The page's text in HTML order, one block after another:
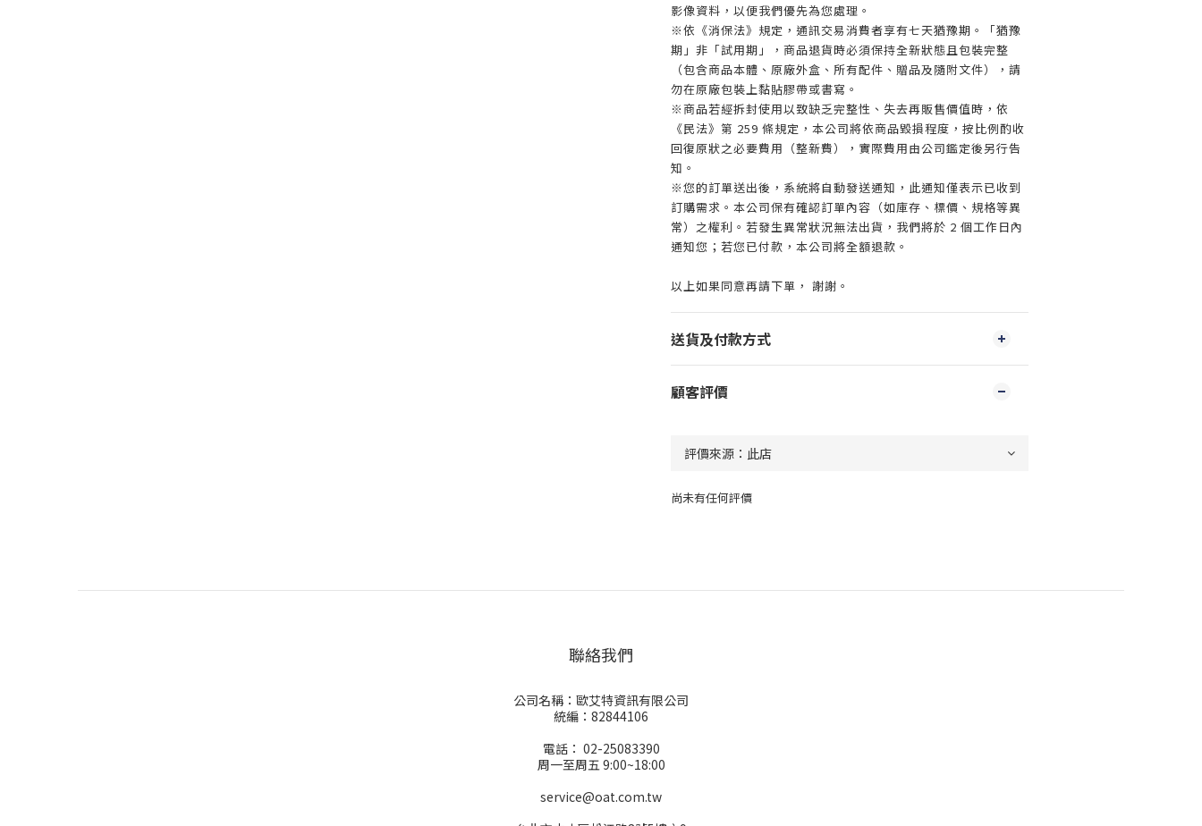
影像資料，以便我們優先為您處理。
※依《消保法》規定，通訊交易消費者享有七天猶豫期。「猶豫
期」非「試用期」，商品退貨時必須保持全新狀態且包裝完整
（包含商品本體、原廠外盒、所有配件、贈品及隨附文件），請
勿在原廠包裝上黏貼膠帶或書寫。
※商品若經拆封使用以致缺乏完整性、失去再販售價值時，依
《民法》第 259 條規定，本公司將依商品毀損程度，按比例酌收
回復原狀之必要費用（整新費），實際費用由公司鑑定後另行告
知。
※您的訂單送出後，系統將自動發送通知，此通知僅表示已收到
訂購需求。本公司保有確認訂單內容（如庫存、標價、規格等異
常）之權利。若發生異常狀況無法出貨，我們將於 2 個工作日內
通知您；若您已付款，本公司將全額退款。
以上如果同意再請下單， 謝謝。
送貨及付款方式
顧客評價
尚未有任何評價
聯絡我們
公司名稱：歐艾特資訊有限公司
統編：82844106
電話： 02-25083390
周一至周五 9:00~18:00
service@oat.com.tw